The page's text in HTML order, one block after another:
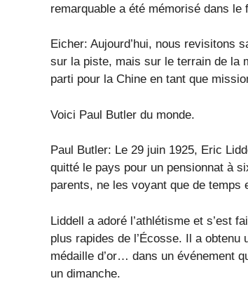
remarquable a été mémorisé dans le
Eicher: Aujourd’hui, nous revisitons
sur la piste, mais sur le terrain de la
parti pour la Chine en tant que
Voici Paul Butler du monde.
Paul Butler: Le 29 juin 1925, Eric
quitté le pays pour un pensionnat à
parents, ne les voyant que de temps
Liddell a adoré l’athlétisme et s’est
plus rapides de l’Écosse. Il a obtenu
médaille d’or… dans un événement
un dimanche.